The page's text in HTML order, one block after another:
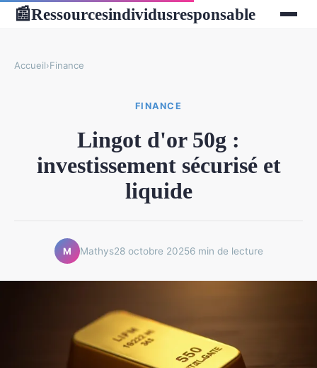
📰Ressourcesindividusresponsable
Accueil›Finance
FINANCE
Lingot d'or 50g :
investissement sécurisé et
liquide
M Mathys28 octobre 20256 min de lecture